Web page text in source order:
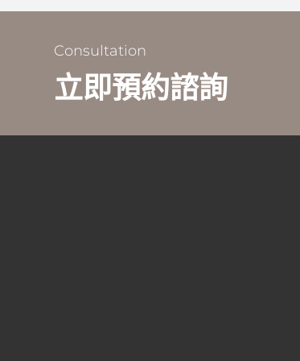
Consultation
立即預約諮詢